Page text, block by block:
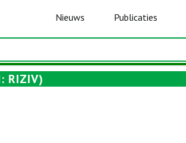
Nieuws Publicaties
RIZIV)